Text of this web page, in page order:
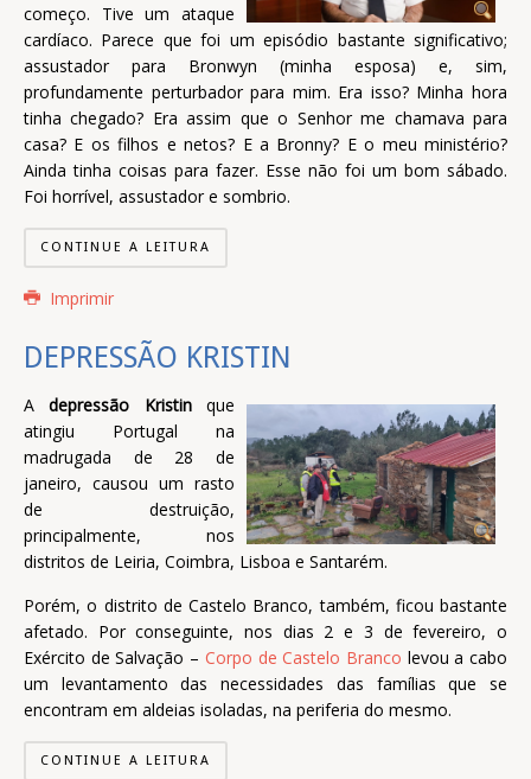
começo. Tive um ataque
cardíaco. Parece que foi um episódio bastante significativo;
assustador para Bronwyn (minha esposa) e, sim,
profundamente perturbador para mim. Era isso? Minha hora
tinha chegado? Era assim que o Senhor me chamava para
casa? E os filhos e netos? E a Bronny? E o meu ministério?
Ainda tinha coisas para fazer. Esse não foi um bom sábado.
Foi horrível, assustador e sombrio.
CONTINUE A LEITURA
Imprimir
DEPRESSÃO KRISTIN
Adepressão Kristinque
atingiu Portugal na
madrugada de 28 de
janeiro, causou um rasto
de destruição,
principalmente, nos
distritos de Leiria, Coimbra, Lisboa e Santarém.
Porém, o distrito de Castelo Branco, também, ficou bastante
afetado. Por conseguinte, nos dias 2 e 3 de fevereiro, o
Exército de Salvação – Corpo de Castelo Branco levou a cabo
um levantamento das necessidades das famílias que se
encontram em aldeias isoladas, na periferia do mesmo.
CONTINUE A LEITURA